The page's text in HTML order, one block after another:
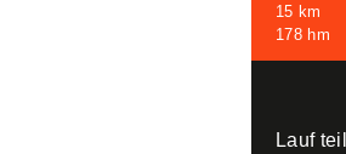
15 km
178 hm
Lauf